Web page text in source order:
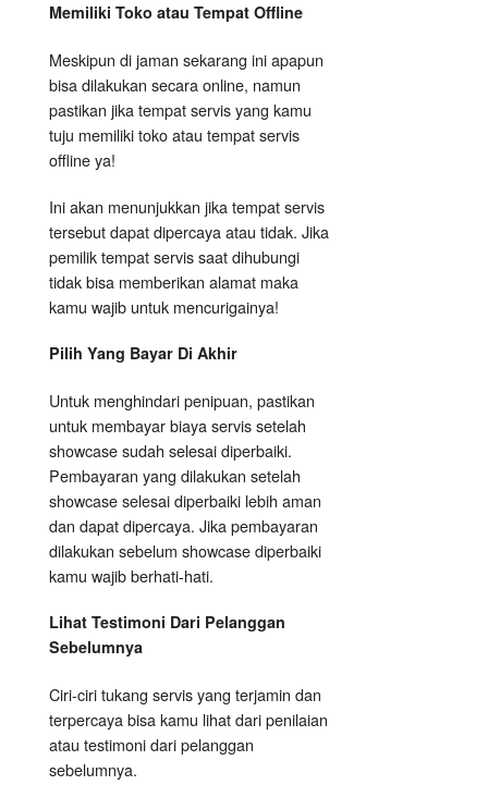
Memiliki Toko atau Tempat Offline
Meskipun di jaman sekarang ini apapun
bisa dilakukan secara online, namun
pastikan jika tempat servis yang kamu
tuju memiliki toko atau tempat servis
offline ya!
Ini akan menunjukkan jika tempat servis
tersebut dapat dipercaya atau tidak. Jika
pemilik tempat servis saat dihubungi
tidak bisa memberikan alamat maka
kamu wajib untuk mencurigainya!
Pilih Yang Bayar Di Akhir
Untuk menghindari penipuan, pastikan
untuk membayar biaya servis setelah
showcase sudah selesai diperbaiki.
Pembayaran yang dilakukan setelah
showcase selesai diperbaiki lebih aman
dan dapat dipercaya. Jika pembayaran
dilakukan sebelum showcase diperbaiki
kamu wajib berhati-hati.
Lihat Testimoni Dari Pelanggan
Sebelumnya
Ciri-ciri tukang servis yang terjamin dan
terpercaya bisa kamu lihat dari penilaian
atau testimoni dari pelanggan
sebelumnya.